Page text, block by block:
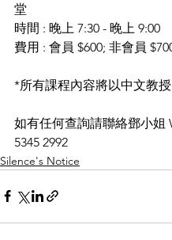
堂
時間 : 晚上 7:30 - 晚上 9:00
費用 : 會員 $600; 非會員
*所有課程內容將以中文教授
如有任何查詢請聯絡鄧小姐
5345 2992
Silence's Notice